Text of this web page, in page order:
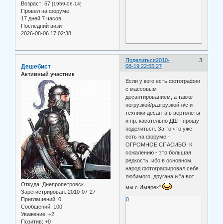
Возраст: 67 [1959-06-14]
Провел на форуме:
17 дней 7 часов
Последний визит:
2026-08-06 17:02:38
Поделиться 3
2010-
08-19 22:55:27
Дешебист
Активный участник
Откуда: Днепропетровск
Зарегистрирован: 2010-07-27
Приглашений: 0
Сообщений: 100
Уважение: +2
Позитив: +0
Если у кого есть фотографии
с массовым
десантированием, а также
погрузкой/разгрузкой л/с и
техники десанта в вертолёты
и пр. касательно ДШ - прошу
поделиться. За то что уже
есть на форуме -
ОГРОМНОЕ СПАСИБО. К
сожалению - это большая
редкость, ибо в основном,
народ фотографировал себя
любимого, другана и "а вот
мы с Имярек"
0